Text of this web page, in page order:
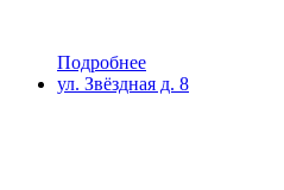
Подробнее
ул. Звёздная д. 8